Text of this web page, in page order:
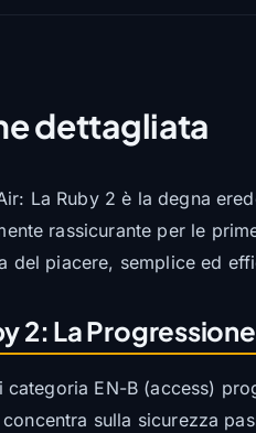
dettagliata
La Ruby 2 è la degna
rassicurante per le
del piacere, semplice ed
2: La
categoria EN-B (access)
sulla sicurezza